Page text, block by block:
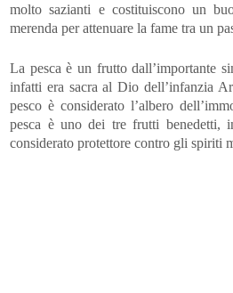
molto sazianti e costituiscono un
merenda per attenuare la fame tra un
La pesca è un frutto dall’importante
infatti era sacra al Dio dell’infanzia
pesco è considerato l’albero
pesca è uno dei tre frutti benedetti,
considerato protettore contro gli spiriti